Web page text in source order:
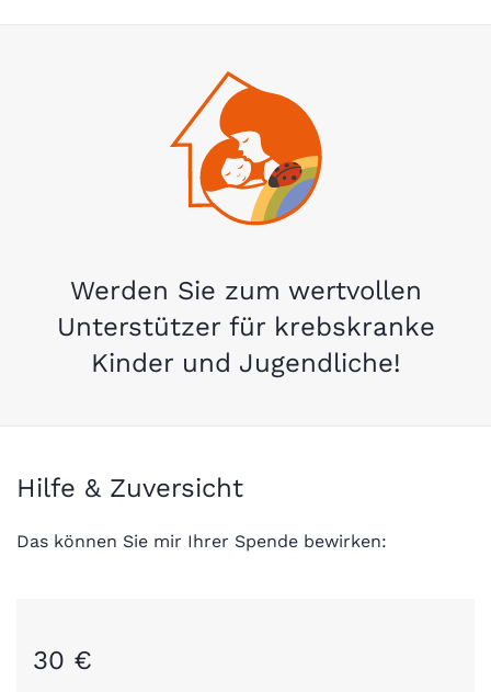
Werden Sie zum wertvollen
Unterstützer für krebskranke
Kinder und Jugendliche!
Hilfe & Zuversicht
Das können Sie mir Ihrer Spende bewirken:
30 €